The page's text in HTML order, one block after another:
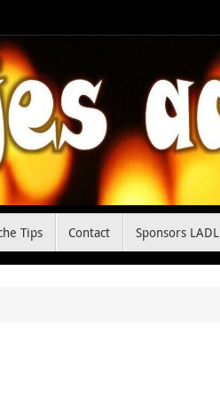
Tips Contact Sponsors LADL